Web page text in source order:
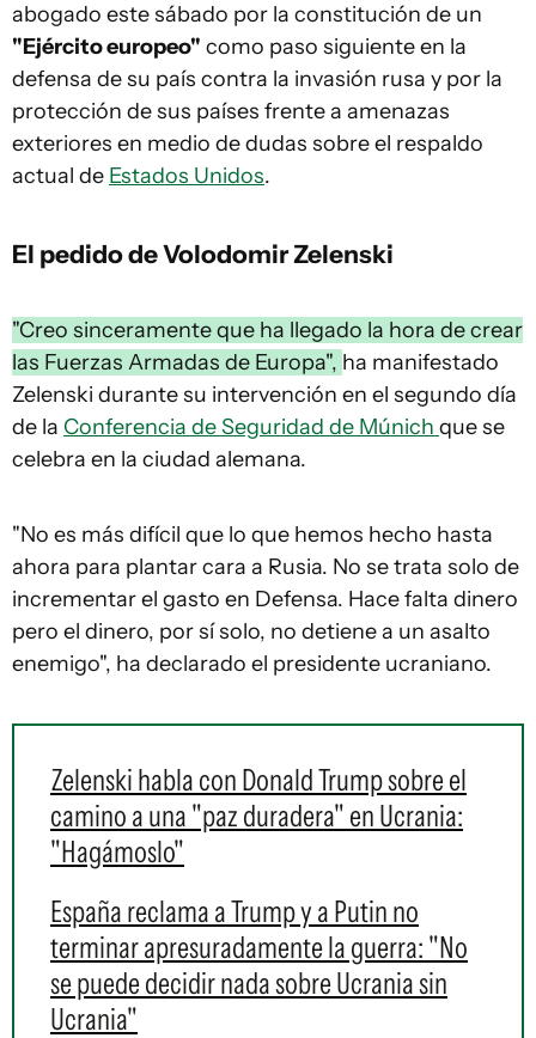
abogado este sábado por la constitución de un
"Ejército europeo" como paso siguiente en la
defensa de su país contra la invasión rusa y por la
protección de sus países frente a amenazas
exteriores en medio de dudas sobre el respaldo
actual de Estados Unidos.
El pedido de Volodomir Zelenski
"Creo sinceramente que ha llegado la hora de crear
las Fuerzas Armadas de Europa", ha manifestado
Zelenski durante su intervención en el segundo día
de la Conferencia de Seguridad de Múnich que se
celebra en la ciudad alemana.
"No es más difícil que lo que hemos hecho hasta
ahora para plantar cara a Rusia. No se trata solo de
incrementar el gasto en Defensa. Hace falta dinero
pero el dinero, por sí solo, no detiene a un asalto
enemigo", ha declarado el presidente ucraniano.
Zelenski habla con Donald Trump sobre el
camino a una "paz duradera" en Ucrania:
"Hagámoslo"
España reclama a Trump y a Putin no
terminar apresuradamente la guerra: "No
se puede decidir nada sobre Ucrania sin
Ucrania"